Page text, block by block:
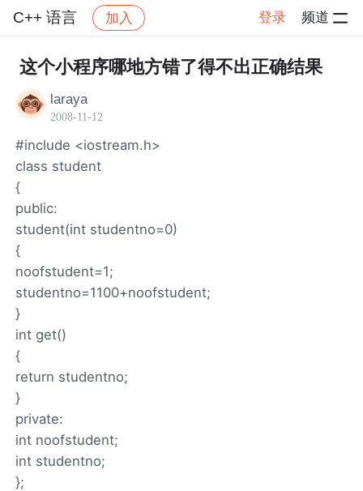
C++ 语言 加入 登录 频道
社区 C++ 语言 帖子详情
这个小程序哪地方错了得不出正确结果
laraya
2008-11-12
#include <iostream.h>
class student
{
public:
student(int studentno=0)
{
noofstudent=1;
studentno=1100+noofstudent;
}
int get()
{
return studentno;
}
private:
int noofstudent;
int studentno;
};